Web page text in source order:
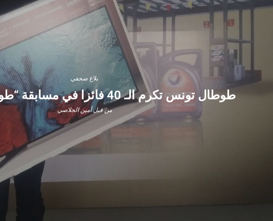
بلاغ صحفي
طوطال تونس تكرم الـ 40 فائزا في مسابقة “طوطال كوارتز “
من قبلأمين الجلاصي